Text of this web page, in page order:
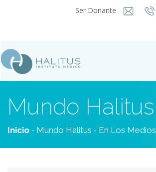
Ser Donante
Mundo Halitus
Inicio - Mundo Halitus - En Los Medios